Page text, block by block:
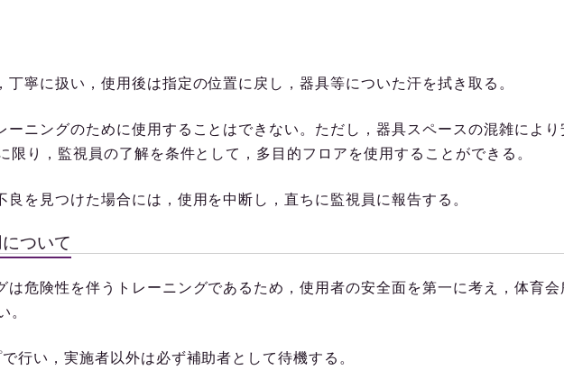
丁寧に扱い，使用後は指定の位置に戻し，器具等についた汗を拭き取る。
ーニングのために使用することはできない。ただし，器具スペースの混雑によ
限り，監視員の了解を条件として，多目的フロアを使用することができる。
良を見つけた場合には，使用を中断し，直ちに監視員に報告する。
ついて
は危険性を伴うトレーニングであるため，使用者の安全面を第一に考え，体育
。
行い，実施者以外は必ず補助者として待機する。